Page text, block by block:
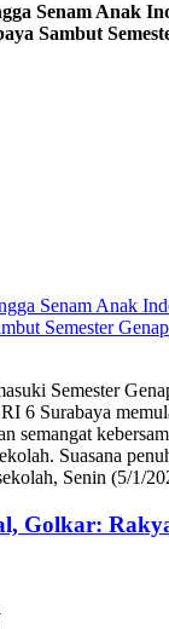
Senam Anak
Sambut
Semester
6 Surabaya
semangat
Suasana
Senin (5/1/
Golkar: